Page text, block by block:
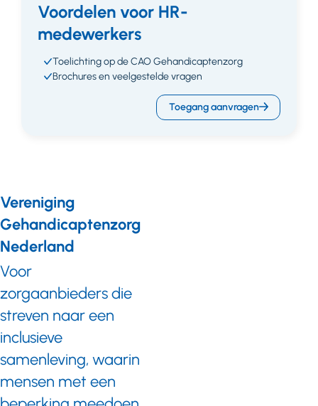
Voordelen voor HR-
medewerkers
Toelichting op de CAO Gehandicaptenzorg
Brochures en veelgestelde vragen
Toegang aanvragen
Vereniging
Gehandicaptenzorg
Nederland
Voor
zorgaanbieders die
streven naar een
inclusieve
samenleving, waarin
mensen met een